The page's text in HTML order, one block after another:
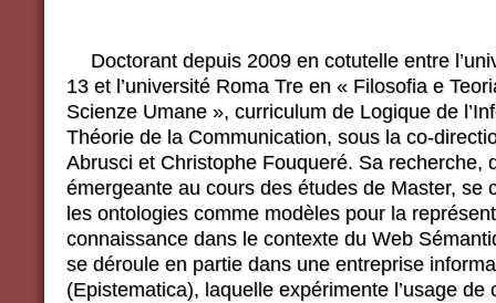
Doctorant depuis 2009 en cotutelle entre
13 et l’université Roma Tre en « Filosofia e
Scienze Umane », curriculum de Logique de
Théorie de la Communication, sous la co-
Abrusci et Christophe Fouqueré. Sa recherche,
émergeante au cours des études de Master, se
les ontologies comme modèles pour la
connaissance dans le contexte du Web
se déroule en partie dans une entreprise
(Epistematica), laquelle expérimente l’usage de